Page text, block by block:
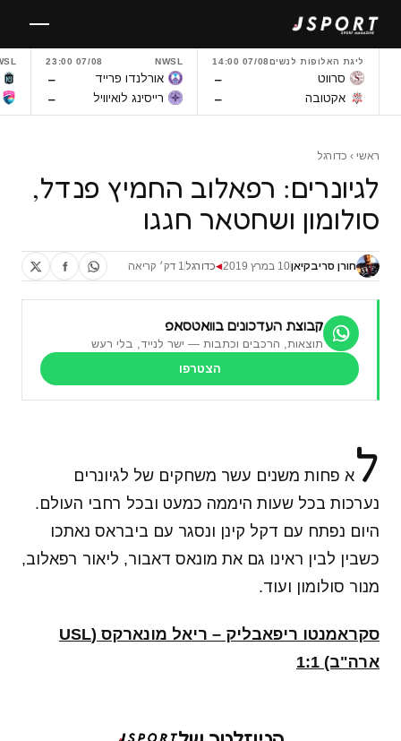
לתוכן
ליגת האלופות לנשים07/08 14:00
סרווט –
אקטובה –
NWSL
07/08 23:00
אורלנדו פרייד –
רייסינג לואיוויל –
ראשי › כדורגל
לגיונרים: רפאלוב החמיץ פנדל,
סולומון ושחטאר חגגו
חורן סריבקיאן10 במרץ 2019 ◀כדורגל 1 דק׳ קריאה
קבוצת העדכונים בוואטסאפ
תוצאות, הרכבים וכתבות — ישר לנייד, בלי רעש
הצטרפו
לא פחות משנים עשר משחקים של לגיונרים
נערכות בכל שעות היממה כמעט ובכל רחבי העולם.
היום נפתח עם דקל קינן ונסגר עם ביבראס נאתכו
כשבין לבין ראינו גם את מונאס דאבור, ליאור רפאלוב,
מנור סולומון ועוד.
סקראמנטו ריפאבליק – ריאל מונארקס (USL
ארה"ב) 1:1